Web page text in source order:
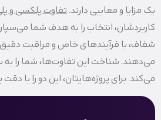
یک مزایا و معایبی دارند.تفاوت پلکسی و
کاربردشان، انتخاب را به هدف شما
شفاف، با فرآیندهای خاص و مراقبت
می‌دهند. شناخت این تفاوت‌ها، شما را
می‌کند. برای پروژه‌هایتان، این دو را با